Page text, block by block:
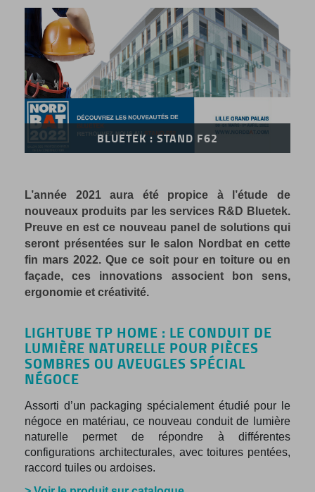
BLUETEK : STAND F62
L’année 2021 aura été propice à l’étude de
nouveaux produits par les services R&D Bluetek.
Preuve en est ce nouveau panel de solutions qui
seront présentées sur le salon Nordbat en cette
fin mars 2022. Que ce soit pour en toiture ou en
façade, ces innovations associent bon sens,
ergonomie et créativité.
LIGHTUBE TP HOME : LE CONDUIT DE
LUMIÈRE NATURELLE POUR PIÈCES
SOMBRES OU AVEUGLES SPÉCIAL
NÉGOCE
Assorti d’un packaging spécialement étudié pour le
négoce en matériau, ce nouveau conduit de lumière
naturelle permet de répondre à différentes
configurations architecturales, avec toitures pentées,
raccord tuiles ou ardoises.